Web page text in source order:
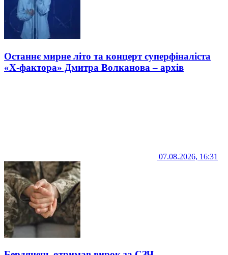
Останнє мирне літо та концерт суперфіналіста
«Х-фактора» Дмитра Волканова – архів
07.08.2026, 16:31